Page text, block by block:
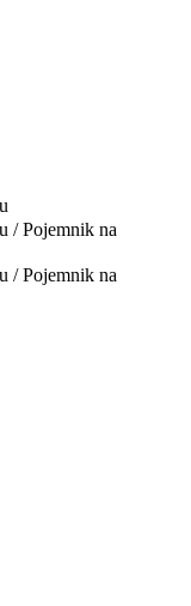
/ Pojemnik na
/ Pojemnik na